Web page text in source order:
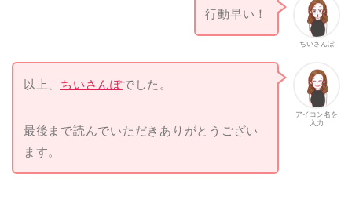
ちいさんぽ
行動早い！
アイコン名を
入力
以上、 ちいさんぽでした。
最後まで読んでいただきありがとうござい
ます。